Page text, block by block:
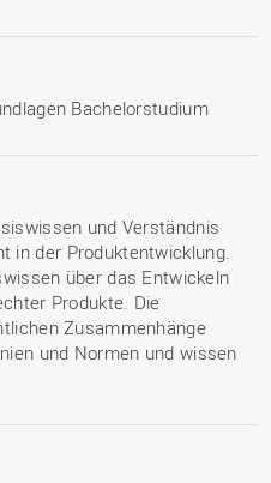
Bachelorstudium
und Verständnis
in der Produktentwicklung.
über das Entwickeln
Produkte. Die
Zusammenhänge
und Normen und wissen